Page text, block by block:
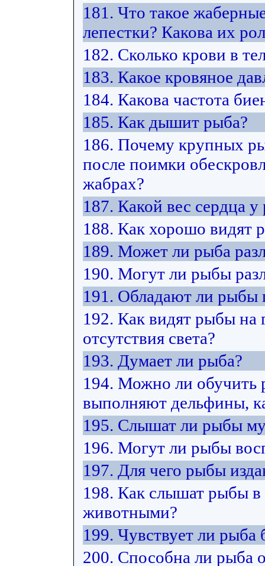
181. Что такое
лепестки? Какова их
182. Сколько крови в
183. Какое кровяное
184. Какова частота
185. Как дышит рыба?
186. Почему крупных
после поимки
жабрах?
187. Какой вес сердца у
188. Как хорошо видят
189. Может ли рыба
190. Могут ли рыбы
191. Обладают ли рыбы
192. Как видят рыбы на
отсутствия света?
193. Думает ли рыба?
194. Можно ли обучить
выполняют дельфины,
195. Слышат ли рыбы
196. Могут ли рыбы
197. Для чего рыбы
198. Как слышат рыбы в
животными?
199. Чувствует ли рыба
200. Способна ли рыба